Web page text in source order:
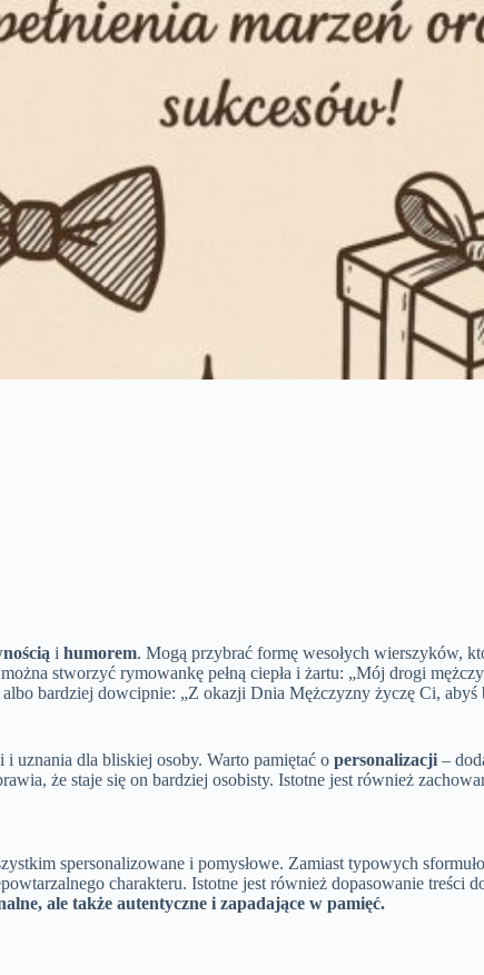
i humorem. Mogą przybrać formę wesołych wierszyków,
stworzyć rymowankę pełną ciepła i żartu: „Mój drogi
bardziej dowcipnie: „Z okazji Dnia Mężczyzny życzę Ci,
i uznania dla bliskiej osoby. Warto pamiętać o personalizacji –
że staje się on bardziej osobisty. Istotne jest również
spersonalizowane i pomysłowe. Zamiast typowych
charakteru. Istotne jest również dopasowanie treści
ale także autentyczne i zapadające w pamięć.